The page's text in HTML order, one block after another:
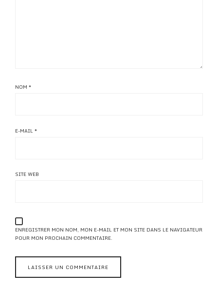
NOM*
E-MAIL*
SITE WEB
ENREGISTRER MON NOM, MON E-MAIL ET MON SITE DANS LE NAVIGATEUR
POUR MON PROCHAIN COMMENTAIRE.